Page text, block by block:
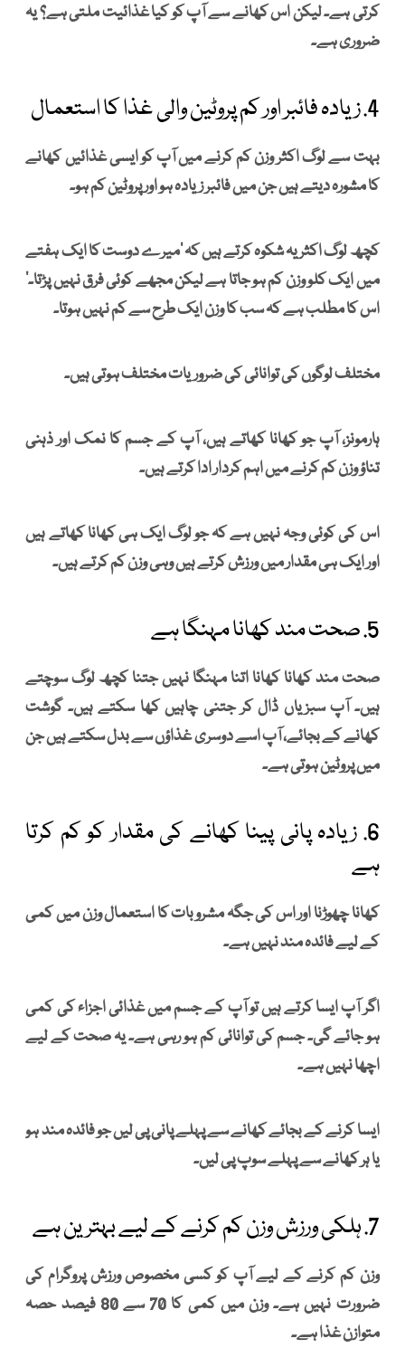
کرتی ہے۔ لیکن اس کھانے سے آپ کو کیا غذائیت ملتی ہے؟ یہ
ضروری ہے۔
4. زیادہ فائبر اور کم پروٹین والی غذا کا استعمال
بہت سے لوگ اکثر وزن کم کرنے میں آپ کو ایسی غذائیں کھانے
کا مشورہ دیتے ہیں جن میں فائبر زیادہ ہو اور پروٹین کم ہو۔
کچھ لوگ اکثر یہ شکوہ کرتے ہیں کہ ’میرے دوست کا ایک ہفتے
میں ایک کلو وزن کم ہو جاتا ہے لیکن مجھے کوئی فرق نہیں پڑتا۔‘
اس کا مطلب ہے کہ سب کا وزن ایک طرح سے کم نہیں ہوتا۔
مختلف لوگوں کی توانائی کی ضروریات مختلف ہوتی ہیں۔
ہارمونز، آپ جو کھانا کھاتے ہیں، آپ کے جسم کا نمک اور ذہنی
تناؤ وزن کم کرنے میں اہم کردار ادا کرتے ہیں۔
اس کی کوئی وجہ نہیں ہے کہ جو لوگ ایک ہی کھانا کھاتے ہیں
اور ایک ہی مقدار میں ورزش کرتے ہیں وہی وزن کم کرتے ہیں۔
5. صحت مند کھانا مہنگا ہے
صحت مند کھانا کھانا اتنا مہنگا نہیں جتنا کچھ لوگ سوچتے
ہیں۔ آپ سبزیاں ڈال کر جتنی چاہیں کھا سکتے ہیں۔ گوشت
کھانے کے بجائے، آپ اسے دوسری غذاؤں سے بدل سکتے ہیں جن
میں پروٹین ہوتی ہے۔
6. زیادہ پانی پینا کھانے کی مقدار کو کم کرتا
ہے
کھانا چھوڑنا اور اس کی جگہ مشروبات کا استعمال وزن میں کمی
کے لیے فائدہ مند نہیں ہے۔
اگر آپ ایسا کرتے ہیں تو آپ کے جسم میں غذائی اجزاء کی کمی
ہو جائے گی۔ جسم کی توانائی کم ہو رہی ہے۔ یہ صحت کے لیے
اچھا نہیں ہے۔
ایسا کرنے کے بجائے کھانے سے پہلے پانی پی لیں جو فائدہ مند ہو
یا ہر کھانے سے پہلے سوپ پی لیں۔
7. ہلکی ورزش وزن کم کرنے کے لیے بہترین ہے
وزن کم کرنے کے لیے آپ کو کسی مخصوص ورزش پروگرام کی
ضرورت نہیں ہے۔ وزن میں کمی کا 70 سے 80 فیصد حصہ
متوازن غذا ہے۔